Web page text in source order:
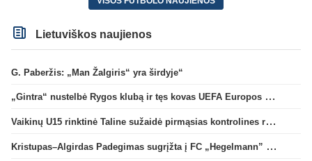
Lietuviškos naujienos
G. Paberžis: „Man Žalgiris“ yra širdyje“
„Gintra“ nustelbė Rygos klubą ir tęs kovas UEFA Europos taurės atrankoje
Vaikinų U15 rinktinė Taline sužaidė pirmąsias kontrolines rungtynes
Kristupas–Algirdas Padegimas sugrįžta į FC „Hegelmann” B sudėtį